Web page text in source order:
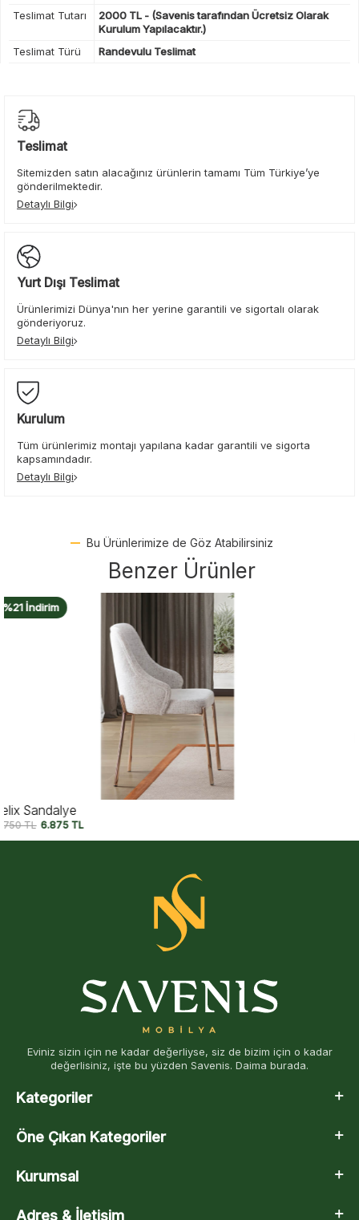
Teslimat Tutarı
2000 TL - (Savenis tarafından Ücretsiz Olarak
Kurulum Yapılacaktır.)
Teslimat Türü
Randevulu Teslimat
Teslimat
Sitemizden satın alacağınız ürünlerin tamamı Tüm Türkiye’ye
gönderilmektedir.
Detaylı Bilgi
Yurt Dışı Teslimat
Ürünlerimizi Dünya'nın her yerine garantili ve sigortalı olarak
gönderiyoruz.
Detaylı Bilgi
Kurulum
Tüm ürünlerimiz montajı yapılana kadar garantili ve sigorta
kapsamındadır.
Detaylı Bilgi
Bu Ürünlerimize de Göz Atabilirsiniz
Benzer Ürünler
%14 İndirim
Icon Large Sandalye
8.750TL 7.500TL
Eviniz sizin için ne kadar değerliyse, siz de bizim için o kadar
değerlisiniz, işte bu yüzden Savenis. Daima burada.
Kategoriler
Öne Çıkan Kategoriler
Kurumsal
Adres & İletişim